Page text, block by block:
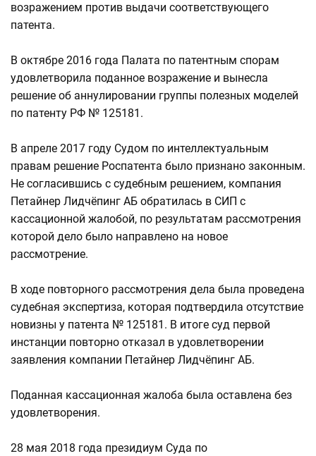
возражением против выдачи соответствующего
патента.
В октябре 2016 года Палата по патентным спорам
удовлетворила поданное возражение и вынесла
решение об аннулировании группы полезных моделей
по патенту РФ № 125181.
В апреле 2017 году Судом по интеллектуальным
правам решение Роспатента было признано законным.
Не согласившись с судебным решением, компания
Петайнер Лидчёпинг АБ обратилась в СИП с
кассационной жалобой, по результатам рассмотрения
которой дело было направлено на новое
рассмотрение.
В ходе повторного рассмотрения дела была проведена
судебная экспертиза, которая подтвердила отсутствие
новизны у патента № 125181. В итоге суд первой
инстанции повторно отказал в удовлетворении
заявления компании Петайнер Лидчёпинг АБ.
Поданная кассационная жалоба была оставлена без
удовлетворения.
28 мая 2018 года президиум Суда по